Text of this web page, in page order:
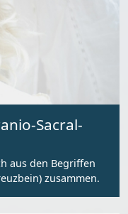
Sacral-
aus den Begriffen
zusammen.